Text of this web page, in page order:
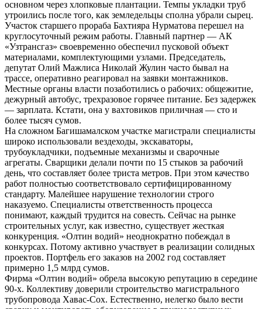
основном через хлопковые плантации. Темпы укладки труб
утроились после того, как земледельцы сполна убрали сырец.
Участок старшего прораба Бахтияра Нурматова перешел на
круглосуточный режим работы. Главный партнер — АК
«Узтрансгаз» своевременно обеспечил пусковой объект
материалами, комплектующими узлами. Председатель,
депутат Олий Мажлиса Николай Жулин часто бывал на
трассе, оперативно реагировал на заявки монтажников.
Местные органы власти позаботились о рабочих: общежитие,
дежурный автобус, трехразовое горячее питание. Без задержек
— зарплата. Кстати, она у вахтовиков приличная — сто и
более тысяч сумов.
На сложном Багишамалском участке магистрали специалисты
широко использовали вездеходы, экскаваторы,
трубоукладчики, подъемные механизмы и сварочные
агрегаты. Сварщики делали почти по 15 стыков за рабочий
день, что составляет более триста метров. При этом качество
работ полностью соответствовало сертифицированному
стандарту. Малейшее нарушение технологии строго
наказуемо. Специалисты ответственность процесса
понимают, каждый трудится на совесть. Сейчас на рынке
строительных услуг, как известно, существует жесткая
конкуренция. «Олтин водий» неоднократно побеждал в
конкурсах. Потому активно участвует в реализации солидных
проектов. Портфель его заказов на 2002 год составляет
примерно 1,5 млрд сумов.
Фирма «Олтин водий» обрела высокую репутацию в середине
90-х. Коллективу доверили строительство магистрального
трубопровода Хавас-Сох. Естественно, нелегко было вести